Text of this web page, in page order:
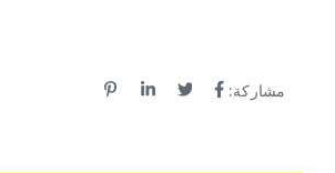
مشاركة: